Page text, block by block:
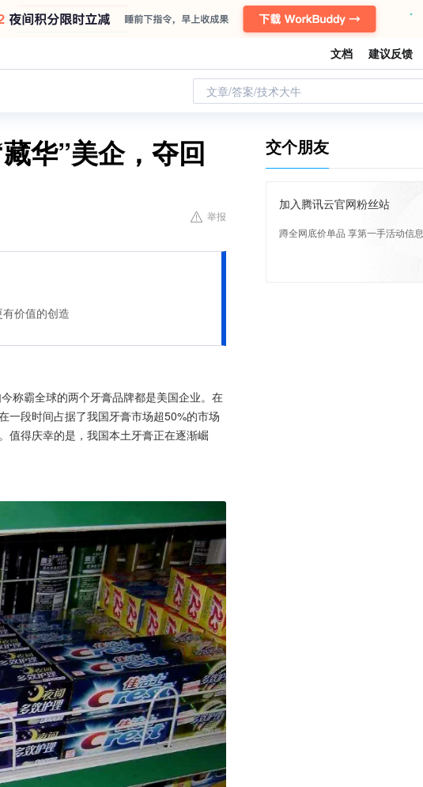
文档 建议反馈
文章/答案/技术大牛
华”美企，夺回
举报
价值的创造
称霸全球的两个牙膏品牌都是美国企业。在
一段时间占据了我国牙膏市场超50%的市场
值得庆幸的是，我国本土牙膏正在逐渐崛
交个朋友
加入腾讯云官网粉丝站
蹲全网底价单品 享第一手活动信息